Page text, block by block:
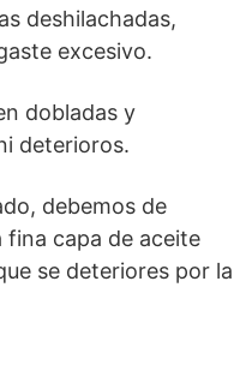
deshilachadas,
excesivo.
dobladas y
deterioros.
debemos de
fina capa de aceite
se deteriores por la